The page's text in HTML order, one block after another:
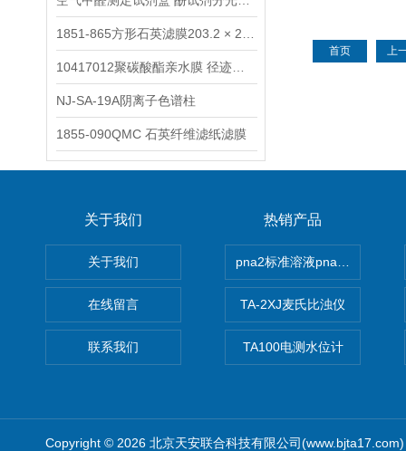
NJ-SA-19A阴离子色谱柱
1855-090QMC 石英纤维滤纸滤膜
首页 上
关于我们
关于我们
在线留言
联系我们
热销产品
pna2标准溶液pna3 pna4
TA-2XJ麦氏比浊仪
TA100电测水位计
Copyright © 2026 北京天安联合科技有限公司